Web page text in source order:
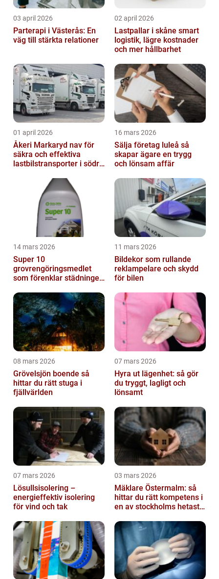
03 april 2026
Parterapi i Västerås: En
väg till stärkta relationer
02 april 2026
Lastpallar i skåne smart
logistik, lägre kostnader
och mer hållbarhet
01 april 2026
Åkeri Markaryd nav för
säkra och effektiva
lastbilstransporter i södra
16 mars 2026
Sälja företag luleå så
skapar ägare en trygg
och lönsam affär
14 mars 2026
Super 10
grovrengöringsmedlet
som förenklar städningen
11 mars 2026
Bildekor som rullande
reklampelare och skydd
för bilen
08 mars 2026
Grövelsjön boende så
hittar du rätt stuga i
fjällvärlden
07 mars 2026
Hyra ut lägenhet: så gör
du tryggt, lagligt och
lönsamt
07 mars 2026
Lösullsisolering –
energieffektiv isolering
för vind och tak
03 mars 2026
Mäklare Östermalm: så
hittar du rätt kompetens i
en av stockholms hetaste